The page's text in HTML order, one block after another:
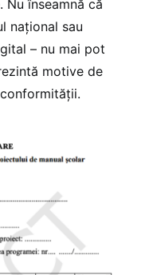
Nu înseamnă că
național sau
– nu mai pot
motive de